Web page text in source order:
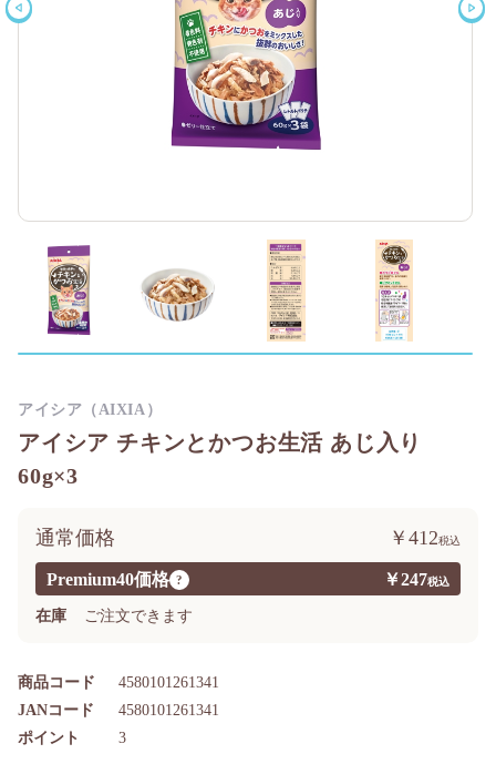
アイシア チキンとかつお生活 あじ入り
60g×3
Premium40価格 ? ￥247
通常価格 ￥412
在庫 ご注文できます
商品コード 4580101261341
ポイント 3
JANコード 4580101261341
アイシア（AIXIA）